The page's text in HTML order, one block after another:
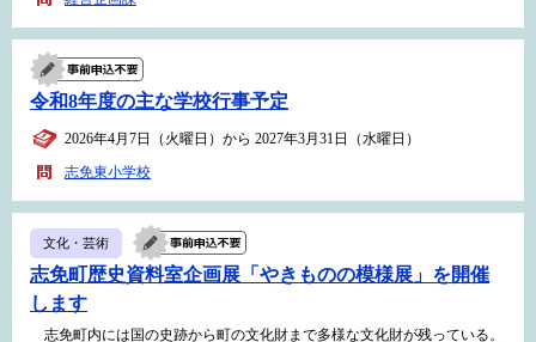
令和8年度の主な学校行事予定
2026年4月7日（火曜日）から 2027年3月31日（水曜日）
志免東小学校
文化・芸術
志免町歴史資料室企画展「やきものの模様展」を開催
します
志免町内には国の史跡から町の文化財まで多様な文化財が残っている。